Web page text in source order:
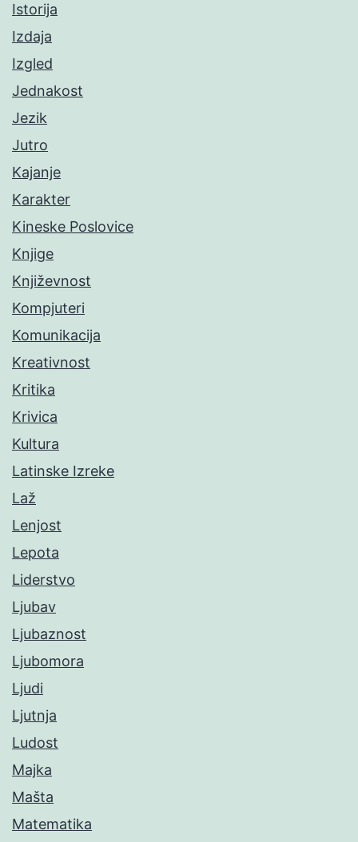
Istorija
Izdaja
Izgled
Jednakost
Jezik
Jutro
Kajanje
Karakter
Kineske Poslovice
Knjige
Književnost
Kompjuteri
Komunikacija
Kreativnost
Kritika
Krivica
Kultura
Latinske Izreke
Laž
Lenjost
Lepota
Liderstvo
Ljubav
Ljubaznost
Ljubomora
Ljudi
Ljutnja
Ludost
Majka
Mašta
Matematika